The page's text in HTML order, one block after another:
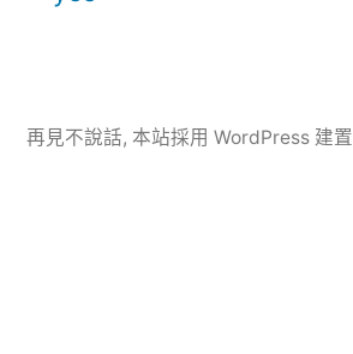
再見不說話, 本站採用 WordPress 建置